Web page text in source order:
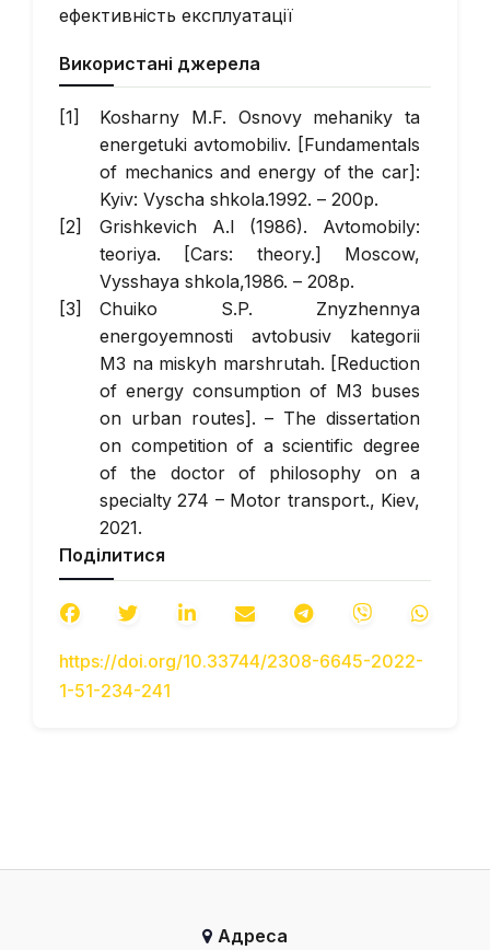
ефективність експлуатації
Використані джерела
Kosharny M.F. Osnovy mehaniky ta
energetuki avtomobiliv. [Fundamentals
of mechanics and energy of the car]:
Kyiv: Vyscha shkola.1992. – 200p.
Grishkevich A.I (1986). Avtomobily:
teoriya. [Cars: theory.] Moscow,
Vysshaya shkola,1986. – 208p.
Chuiko S.P. Znyzhennya
energoyemnosti avtobusiv kategorii
M3 na miskyh marshrutah. [Reduction
of energy consumption of M3 buses
on urban routes]. – The dissertation
on competition of a scientific degree
of the doctor of philosophy on a
specialty 274 – Motor transport., Kiev,
2021.
Sakhno V.P. Teoriya ekspluatatsiynuh
svoistv. [Ekspluatatsiyni vlastyvosti
avtotransportnyh zasobiv.
At 3 p.m. Part 1. Dynamics and fuel
efficiency of motor vehicles:
and Automotive». – M.:
Поділитися
https://doi.org/10.33744/2308-6645-2022-
1-51-234-241
Адреса